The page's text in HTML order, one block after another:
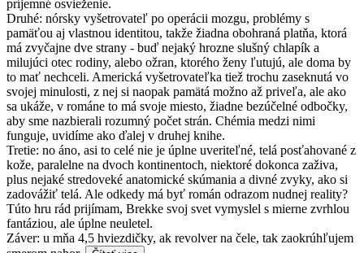
príjemné osvieženie.
Druhé: nórsky vyšetrovateľ po operácii mozgu, problémy s
pamäťou aj vlastnou identitou, takže žiadna obohraná platňa, ktorá
má zvyčajne dve strany - buď nejaký hrozne slušný chlapík a
milujúci otec rodiny, alebo ožran, ktorého ženy ľutujú, ale doma by
to mať nechceli. Americká vyšetrovateľka tiež trochu zaseknutá vo
svojej minulosti, z nej si naopak pamätá možno až priveľa, ale ako
sa ukáže, v románe to má svoje miesto, žiadne bezúčelné odbočky,
aby sme nazbierali rozumný počet strán. Chémia medzi nimi
funguje, uvidíme ako ďalej v druhej knihe.
Tretie: no áno, asi to celé nie je úplne uveriteľné, telá posťahované z
kože, paralelne na dvoch kontinentoch, niektoré dokonca zaživa,
plus nejaké stredoveké anatomické skúmania a divné zvyky, ako si
zadovážiť telá. Ale odkedy má byť román odrazom nudnej reality?
Túto hru rád prijímam, Brekke svoj svet vymyslel s mierne zvrhlou
fantáziou, ale úplne neuletel.
Záver: u mňa 4,5 hviezdičky, ak revolver na čele, tak zaokrúhľujem